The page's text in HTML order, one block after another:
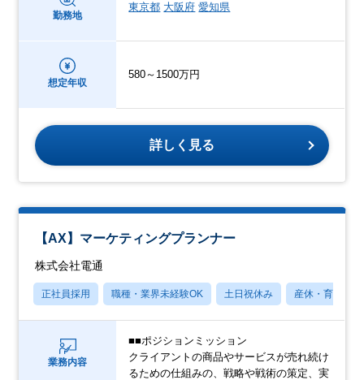
勤務地
東京都 大阪府 愛知県
想定年収
580～1500万円
詳しく見る
【AX】マーケティングプランナー
株式会社電通
正社員採用 職種・業界未経験OK 土日祝休み 産休・育休あり
業務内容
■■ポジションミッション
クライアントの商品やサービスが売れ続け
るための仕組みの、戦略や戦術の策定、実